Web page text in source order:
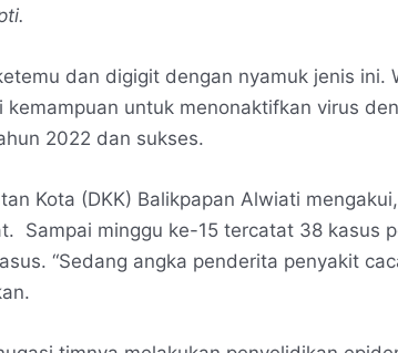
dan digigit dengan nyamuk jenis ini.
kemampuan untuk menonaktifkan virus
2022 dan sukses.
Kota (DKK) Balikpapan Alwiati
Sampai minggu ke-15 tercatat 38 kasus
“Sedang angka penderita penyakit